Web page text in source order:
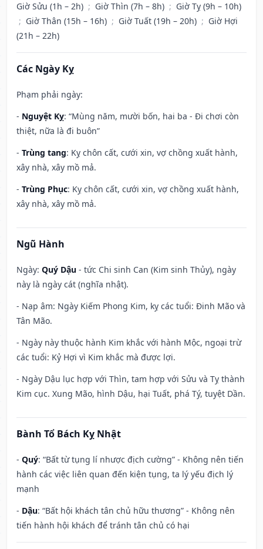
Giờ Sửu (1h – 2h) ; Giờ Thìn (7h – 8h) ; Giờ Tỵ (9h – 10h)
; Giờ Thân (15h – 16h) ; Giờ Tuất (19h – 20h) ; Giờ Hợi
(21h – 22h)
Các Ngày Kỵ
Phạm phải ngày:
- Nguyệt Kỵ: “Mùng năm, mười bốn, hai ba - Đi chơi còn
thiệt, nữa là đi buôn”
- Trùng tang: Kỵ chôn cất, cưới xin, vợ chồng xuất hành,
xây nhà, xây mồ mả.
- Trùng Phục: Kỵ chôn cất, cưới xin, vợ chồng xuất hành,
xây nhà, xây mồ mả.
Ngũ Hành
Ngày: Quý Dậu - tức Chi sinh Can (Kim sinh Thủy), ngày
này là ngày cát (nghĩa nhật).
- Nạp âm: Ngày Kiếm Phong Kim, kỵ các tuổi: Đinh Mão và
Tân Mão.
- Ngày này thuộc hành Kim khắc với hành Mộc, ngoại trừ
các tuổi: Kỷ Hợi vì Kim khắc mà được lợi.
- Ngày Dậu lục hợp với Thìn, tam hợp với Sửu và Tỵ thành
Kim cục. Xung Mão, hình Dậu, hại Tuất, phá Tý, tuyệt Dần.
Bành Tổ Bách Kỵ Nhật
- Quý: “Bất từ tụng lí nhược địch cường” - Không nên tiến
hành các việc liên quan đến kiện tụng, ta lý yếu địch lý
mạnh
- Dậu: “Bất hội khách tân chủ hữu thương” - Không nên
tiến hành hội khách để tránh tân chủ có hại